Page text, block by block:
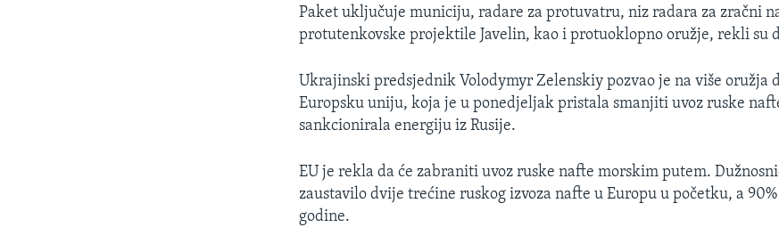
Paket uključuje municiju, radare za protuvatru, niz radara za zračni
protutenkovske projektile Javelin, kao i protuoklopno oružje, rekli su
Ukrajinski predsjednik Volodymyr Zelenskiy pozvao je na više oružja
Europsku uniju, koja je u ponedjeljak pristala smanjiti uvoz ruske
sankcionirala energiju iz Rusije.
EU je rekla da će zabraniti uvoz ruske nafte morskim putem.
zaustavilo dvije trećine ruskog izvoza nafte u Europu u početku, a
godine.